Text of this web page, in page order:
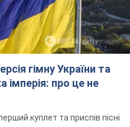
гімну України та
імперія: про це не
куплет та приспів пісні